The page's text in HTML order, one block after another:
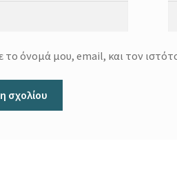
το όνομά μου, email, και τον